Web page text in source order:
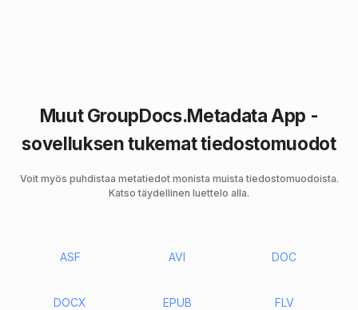
Muut GroupDocs.Metadata App -
sovelluksen tukemat tiedostomuodot
Voit myös puhdistaa metatiedot monista muista tiedostomuodoista.
Katso täydellinen luettelo alla.
ASF AVI DOC
DOCX EPUB FLV